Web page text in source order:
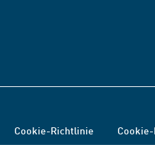
Cookie-Richtlinie